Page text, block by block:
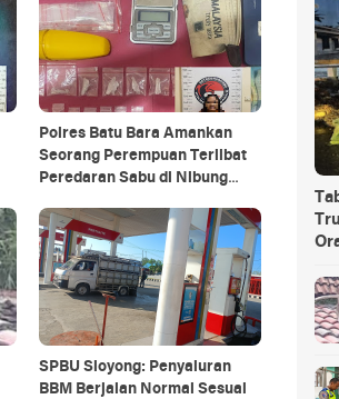
Polres Batu Bara Amankan
Seorang Perempuan Terlibat
Peredaran Sabu di Nibung
SPBU Sioyong: Penyaluran
BBM Berjalan Normal Sesuai